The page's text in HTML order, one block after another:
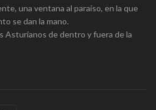
una ventana al paraíso, en la que
se dan la mano.
Asturianos de dentro y fuera de la